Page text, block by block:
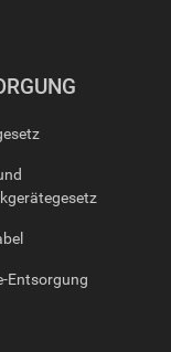
Entsorgung